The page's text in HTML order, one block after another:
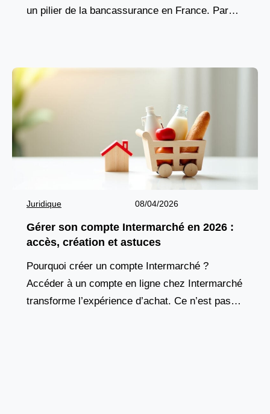
un pilier de la bancassurance en France. Parce
Juridique 08/04/2026
Gérer son compte Intermarché en 2026 :
accès, création et astuces
Pourquoi créer un compte Intermarché ?
Accéder à un compte en ligne chez Intermarché
transforme l’expérience d’achat. Ce n’est pas